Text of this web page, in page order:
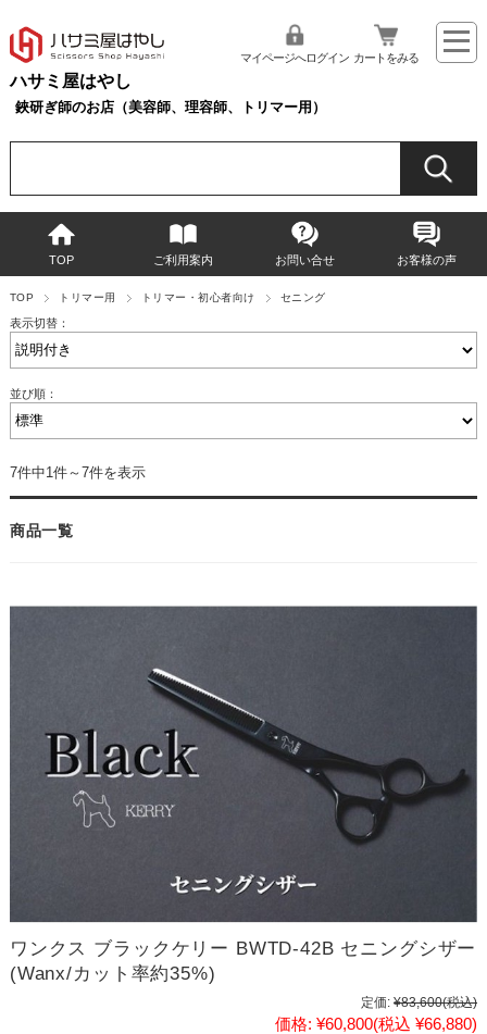
ハサミ屋はやし
鋏研ぎ師のお店（美容師、理容師、トリマー用）
マイページへログイン カートをみる
TOP ご利用案内 お問い合せ お客様の声
TOP トリマー用 トリマー・初心者向け セニング
表示切替：
並び順：
7件中1件～7件を表示
商品一覧
ワンクス ブラックケリー BWTD-42B セニングシザー
(Wanx/カット率約35%)
定価: ¥83,600(税込)
価格: ¥60,800(税込 ¥66,880)